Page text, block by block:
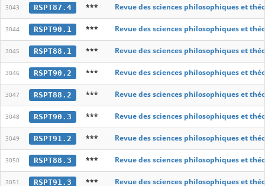
3043 RSPT87.4 *** Revue des sciences philosophiques et
3044 RSPT90.1 *** Revue des sciences philosophiques et
3045 RSPT88.1 *** Revue des sciences philosophiques et
3046 RSPT90.2 *** Revue des sciences philosophiques et
3047 RSPT88.2 *** Revue des sciences philosophiques et
3048 RSPT90.3 *** Revue des sciences philosophiques et
3049 RSPT91.2 *** Revue des sciences philosophiques et
3050 RSPT88.3 *** Revue des sciences philosophiques et
3051 RSPT91.3 *** Revue des sciences philosophiques et